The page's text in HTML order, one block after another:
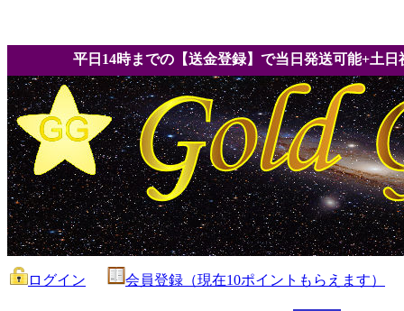
平日14時までの【送金登録】で当日発送可能+土日
ログイン 会員登録（現在10ポイントもらえます）